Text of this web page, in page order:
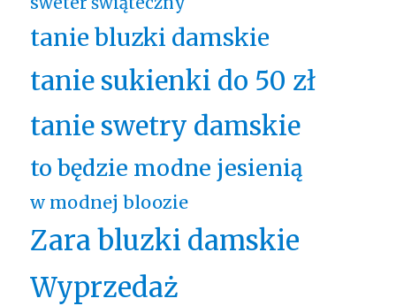
tanie bluzki damskie
tanie sukienki do 50 zł
tanie swetry damskie
to będzie modne jesienią
w modnej bloozie
Zara bluzki damskie
Wyprzedaż